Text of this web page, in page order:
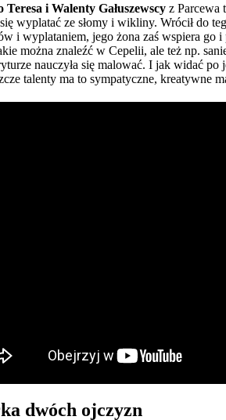
Teresa i Walenty Gałuszewscy z Parcewa
wyplatać ze słomy i wikliny. Wrócił do
i wyplataniem, jego żona zaś wspiera
można znaleźć w Cepelii, ale też np.
nauczyła się malować. I jak widać
talenty ma to sympatyczne, kreatywne
dwóch ojczyzn